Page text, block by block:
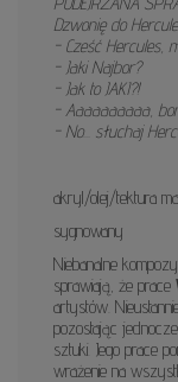
Dzwonię do
- Cześć Hercules,
- Jaki Najbor?
- Jak to JAKI?!
- Aaaaaaaaaa,
- No... słuchaj
akryl/olej/tektura
sygnowany
Niebanalne
sprawiają, że prace
artystów.
pozostając
sztuki. Jego prace
wrażenie na